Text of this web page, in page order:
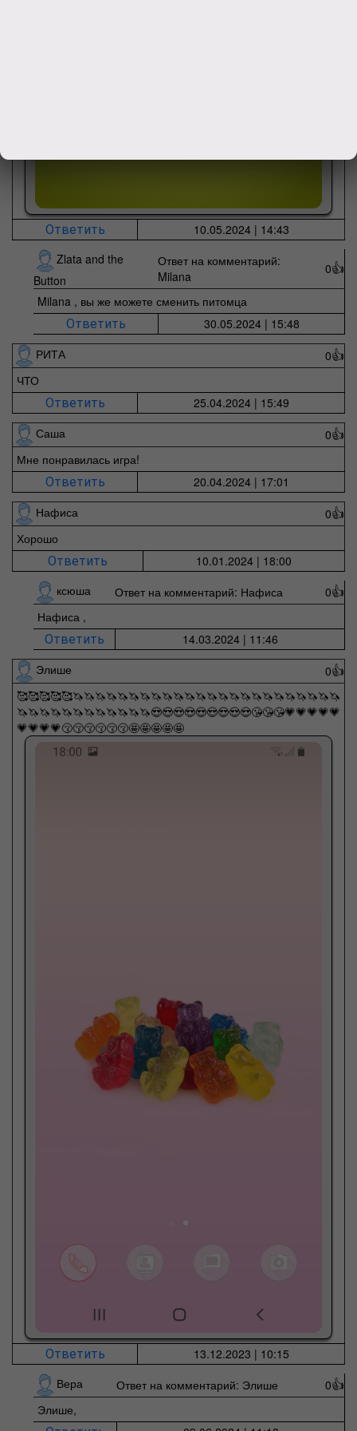
Ответить
10.05.2024 | 14:43
Zlata and the
Button
Ответ на комментарий:
Milana
0👍
Milana , вы же можете сменить питомца
Ответить
30.05.2024 | 15:48
РИТА
0👍
ЧТО
Ответить
25.04.2024 | 15:49
Саша
0👍
Мне понравилась игра!
Ответить
20.04.2024 | 17:01
Нафиса
0👍
Хорошо
Ответить
10.01.2024 | 18:00
ксюша
Ответ на комментарий: Нафиса 0👍
Нафиса ,
Ответить
14.03.2024 | 11:46
Элише
0👍
🥰🥰🥰🥰🥰🦄🦄🦄🦄🦄🦄🦄🦄🦄🦄🦄🦄🦄🦄🦄🦄🦄🦄🦄🦄🦄🦄🦄🦄
🦄🦄🦄🦄🦄🦄🦄🦄🦄🦄🦄🦄😍😍😍😍😍😍😍😍😍😘😘😘💗💗💗💗💗
💗💗💗💗😚😚😚😚😚😚🤩🤩🤩🤩🤩
Ответить
13.12.2023 | 10:15
Вера
Ответ на комментарий: Элише 0👍
Элише,